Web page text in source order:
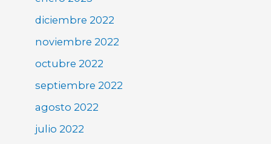
diciembre 2022
noviembre 2022
octubre 2022
septiembre 2022
agosto 2022
julio 2022